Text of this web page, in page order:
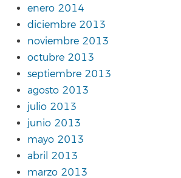
enero 2014
diciembre 2013
noviembre 2013
octubre 2013
septiembre 2013
agosto 2013
julio 2013
junio 2013
mayo 2013
abril 2013
marzo 2013